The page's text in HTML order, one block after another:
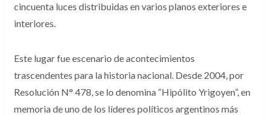
cincuenta luces distribuidas en varios planos exteriores e
interiores.
Este lugar fue escenario de acontecimientos
trascendentes para la historia nacional. Desde 2004, por
Resolución N° 478, se lo denomina “Hipólito Yrigoyen”, en
memoria de uno de los líderes políticos argentinos más